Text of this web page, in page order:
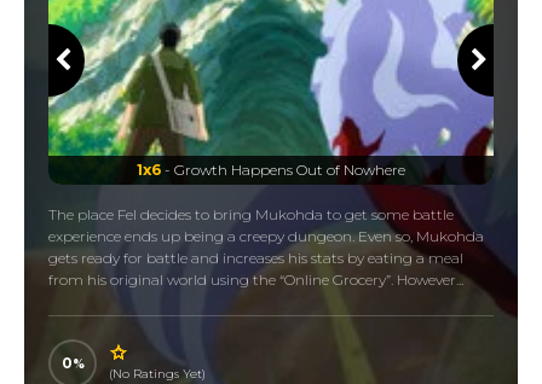
1x6 - Growth Happens Out of Nowhere
The place Fel decides to bring Mukohda to get some battle
experience ends up being a creepy dungeon. Even so, Mukohda
gets ready for battle and increases his stats by eating a meal
from his original world using the “Online Grocery”. However...
0
(No Ratings Yet)